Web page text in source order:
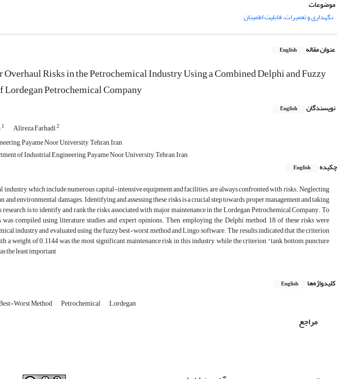
موضوعات
نگهداری و تعمیرات، قابلیت اطمینان
عنوان مقاله English
Risks in the Petrochemical Industry Using a Combined Delphi and Fuzzy
Lordegan Petrochemical Company
نویسندگان English
1 Alireza Farhadi2
Payame Noor University, Tehran, Iran
of Industrial Engineering, Payame Noor University, Tehran, Iran
چکیده
English
which include numerous capital-intensive equipment and facilities, are always confronted with risks. Neglecting
and environmental damages. Identifying and assessing these risks is a crucial step towards proper management and taking
is to identify and rank the risks associated with major maintenance in the Lordegan Petrochemical Company. To
compiled using literature studies and expert opinions. Then, employing the Delphi method, 18 of these risks were
industry and evaluated using the fuzzy best-worst method and Lingo software. The results indicated that the criterion
a weight of 0.1144 was the most significant maintenance risk in this industry, while the criterion "tank bottom puncture
the least important
کلیدواژه‌ها English
Worst Method Petrochemical Lordegan
مراجع